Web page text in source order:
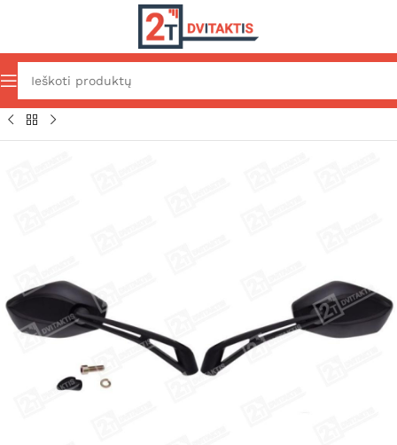
Pradžia Važiuoklė ir išorė Išorės dalys Veidrodėliai